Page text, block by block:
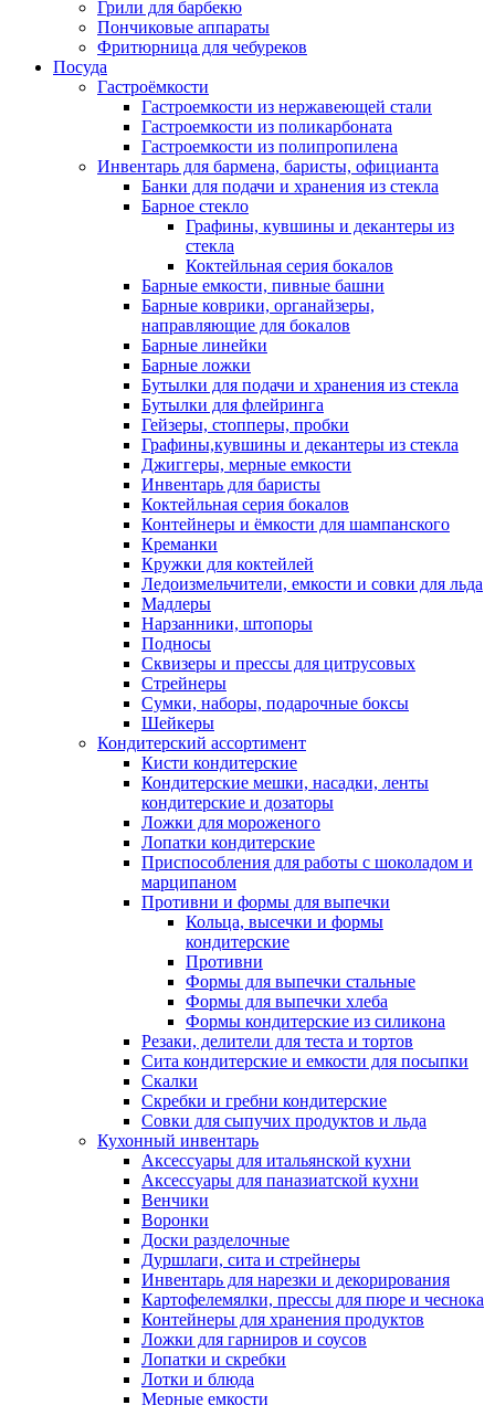
Грили для барбекю
Пончиковые аппараты
Фритюрница для чебуреков
Посуда
Гастроёмкости
Гастроемкости из нержавеющей стали
Гастроемкости из поликарбоната
Гастроемкости из полипропилена
Инвентарь для бармена, баристы, официанта
Банки для подачи и хранения из стекла
Барное стекло
Графины, кувшины и декантеры из
стекла
Коктейльная серия бокалов
Барные емкости, пивные башни
Барные коврики, органайзеры,
направляющие для бокалов
Барные линейки
Барные ложки
Бутылки для подачи и хранения из стекла
Бутылки для флейринга
Гейзеры, стопперы, пробки
Графины,кувшины и декантеры из стекла
Джиггеры, мерные емкости
Инвентарь для баристы
Коктейльная серия бокалов
Контейнеры и ёмкости для шампанского
Креманки
Кружки для коктейлей
Ледоизмельчители, емкости и совки для льда
Мадлеры
Нарзанники, штопоры
Подносы
Сквизеры и прессы для цитрусовых
Стрейнеры
Сумки, наборы, подарочные боксы
Шейкеры
Кондитерский ассортимент
Кисти кондитерские
Кондитерские мешки, насадки, ленты
кондитерские и дозаторы
Ложки для мороженого
Лопатки кондитерские
Приспособления для работы с шоколадом и
марципаном
Противни и формы для выпечки
Кольца, высечки и формы
кондитерские
Противни
Формы для выпечки стальные
Формы для выпечки хлеба
Формы кондитерские из силикона
Резаки, делители для теста и тортов
Сита кондитерские и емкости для посыпки
Скалки
Скребки и гребни кондитерские
Совки для сыпучих продуктов и льда
Кухонный инвентарь
Аксессуары для итальянской кухни
Аксессуары для паназиатской кухни
Венчики
Воронки
Доски разделочные
Дуршлаги, сита и стрейнеры
Инвентарь для нарезки и декорирования
Картофелемялки, прессы для пюре и чеснока
Контейнеры для хранения продуктов
Ложки для гарниров и соусов
Лопатки и скребки
Лотки и блюда
Мерные емкости